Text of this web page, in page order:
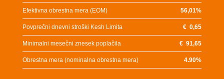
Efektivna obrestna mera (EOM) 56,01%
Povprečni dnevni stroški Kesh Limita €0,65
Minimalni mesečni znesek poplačila €91,65
Obrestna mera (nominalna obrestna mera) 4.90%